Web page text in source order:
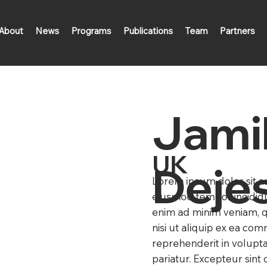
News Programs Publications Team Partners
UK
Lorem ipsum dolor sit
eiusmod tempor
enim ad minim veniam,
nisi ut aliquip ex ea
reprehenderit in
pariatur. Excepteur sint